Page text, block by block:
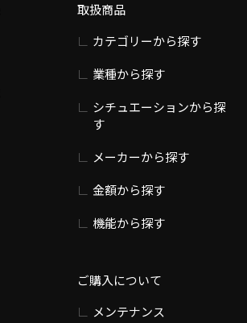
取扱商品
カテゴリーから探す
業種から探す
シチュエーションから探
す
メーカーから探す
金額から探す
機能から探す
ご購入について
メンテナンス